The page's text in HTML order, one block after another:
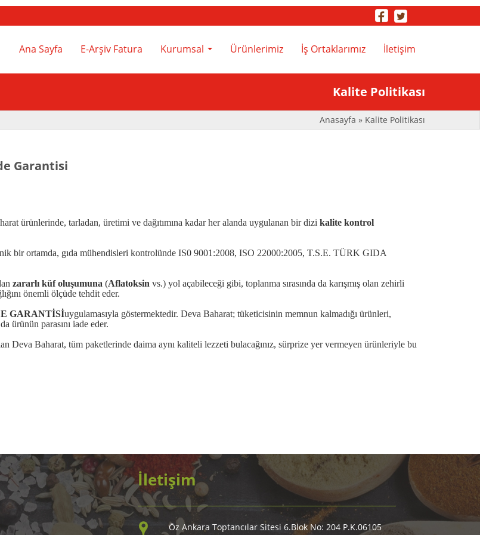
Ana Sayfa E-Arşiv Fatura Kurumsal Ürünlerimiz İş Ortaklarımız İletişim
Kalite Politikası
Anasayfa » Kalite Politikası
Garantisi
ürünlerinde, tarladan, üretimi ve dağıtımına kadar her alanda uygulanan bir dizi kalite kontrol
bir ortamda, gıda mühendisleri kontrolünde IS0 9001:2008, ISO 22000:2005, T.S.E. TÜRK GIDA
zararlı küf oluşumuna (Aflatoksin vs.) yol açabileceği gibi, toplanma sırasında da karışmış olan zehirli
önemli ölçüde tehdit eder.
GARANTİSİuygulamasıyla göstermektedir. Deva Baharat; tüketicisinin memnun kalmadığı ürünleri,
ürünün parasını iade eder.
Deva Baharat, tüm paketlerinde daima aynı kaliteli lezzeti bulacağınız, sürprize yer vermeyen ürünleriyle bu
İletişim
Öz Ankara Toptancılar Sitesi 6.Blok No: 204 P.K.06105